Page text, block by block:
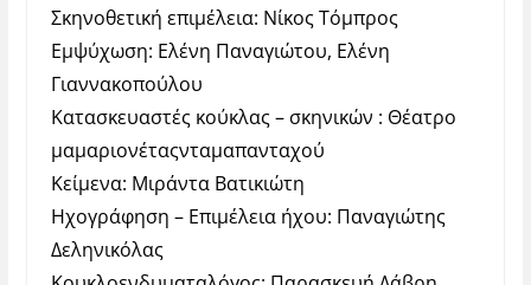
Σκηνοθετική επιμέλεια: Νίκος Τόμπρος
Εμψύχωση: Ελένη Παναγιώτου, Ελένη
Γιαννακοπούλου
Κατασκευαστές κούκλας – σκηνικών : Θέατρο
μαμαριονέταςνταμαπανταχού
Κείμενα: Μιράντα Βατικιώτη
Ηχογράφηση – Επιμέλεια ήχου: Παναγιώτης
Δεληνικόλας